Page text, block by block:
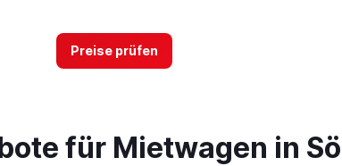
Preise prüfen
für Mietwagen in